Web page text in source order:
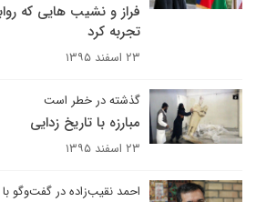
فراز و نشیب هایی که
تجربه کرد
۲۳ اسفند ۱۳۹۵
گذشته در خطر است
مبارزه با تاریخ زدایی
۲۳ اسفند ۱۳۹۵
احمد نقیب‌زاده در گفت‌وگو با